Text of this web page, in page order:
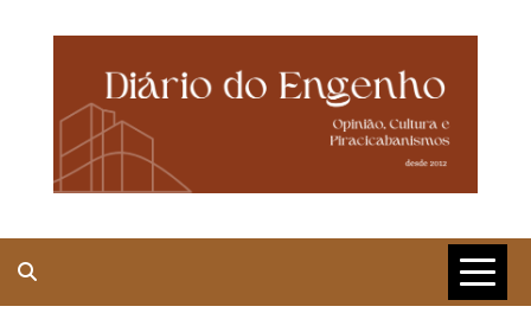
Opinião, Cultura e